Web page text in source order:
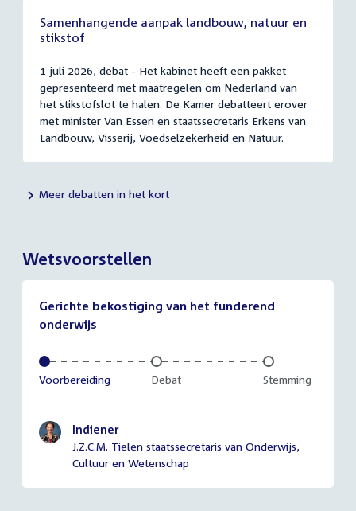
Samenhangende aanpak landbouw, natuur en
stikstof
1 juli 2026, debat - Het kabinet heeft een pakket
gepresenteerd met maatregelen om Nederland van
het stikstofslot te halen. De Kamer debatteert erover
met minister Van Essen en staatssecretaris Erkens van
Landbouw, Visserij, Voedselzekerheid en Natuur.
Meer debatten in het kort
Wetsvoorstellen
Gerichte bekostiging van het funderend
onderwijs
Voltooid:
Voorbereiding Onvoltooid:
Debat Onvoltooid:
Stemming
Indiener
J.Z.C.M. Tielen staatssecretaris van Onderwijs,
Cultuur en Wetenschap